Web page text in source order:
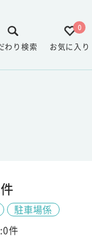
0
お気に入り
わり検索
駐車場係
件